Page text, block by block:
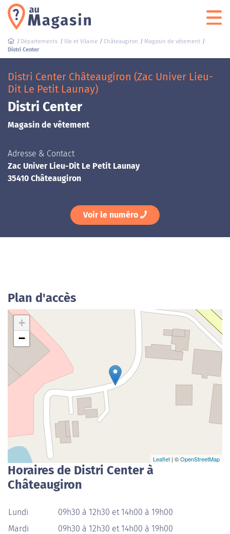
Départements Ille et Vilaine Châteaugiron
Magasin de vêtement
Distri Center
Distri Center Châteaugiron (Zac Univer Lieu-
Dit Le Petit Launay)
Distri Center
Magasin de vêtement
Adresse & Contact
Zac Univer Lieu-Dit Le Petit Launay
35410 Châteaugiron
Voir le numéro
Plan d'accès
+
−
Leaflet | ©OpenStreetMap
Horaires de Distri Center à
Châteaugiron
Lundi
09h30 à 12h30 et 14h00 à 19h00
Mardi
09h30 à 12h30 et 14h00 à 19h00